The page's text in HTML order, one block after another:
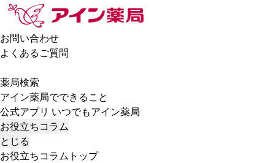
お問い合わせ
よくあるご質問
薬局検索
アイン薬局でできること
公式アプリ いつでもアイン薬局
お役立ちコラム
とじる
お役立ちコラムトップ